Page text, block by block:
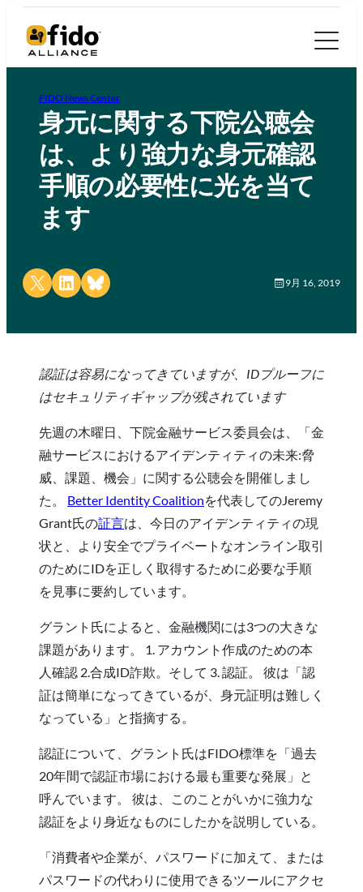
FIDO News Center
身元に関する下院公聴会
は、より強力な身元確認
手順の必要性に光を当て
ます
Share on X Share on LinkedIn
Share on Bluesky 9月 16, 2019
認証は容易になってきていますが、IDプルーフに
はセキュリティギャップが残されています
先週の木曜日、下院金融サービス委員会は、「金
融サービスにおけるアイデンティティの未来:脅
威、課題、機会」に関する公聴会を開催しまし
た。 Better Identity Coalitionを代表してのJeremy
Grant氏の証言は、今日のアイデンティティの現
状と、より安全でプライベートなオンライン取引
のためにIDを正しく取得するために必要な手順
を見事に要約しています。
グラント氏によると、金融機関には3つの大きな
課題があります。 1. アカウント作成のための本
人確認 2.合成ID詐欺。そして 3. 認証。 彼は「認
証は簡単になってきているが、身元証明は難しく
なっている」と指摘する。
認証について、グラント氏はFIDO標準を「過去
20年間で認証市場における最も重要な発展」と
呼んでいます。 彼は、このことがいかに強力な
認証をより身近なものにしたかを説明している。
「消費者や企業が、パスワードに加えて、または
パスワードの代わりに使用できるツールにアクセ